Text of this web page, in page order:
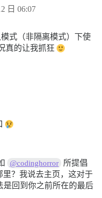
日 06:07
式（非隔离模式）下使
真的让我抓狂
@codinghorror
所提倡
？我说去主页，这对于
是回到你之前所在的最后